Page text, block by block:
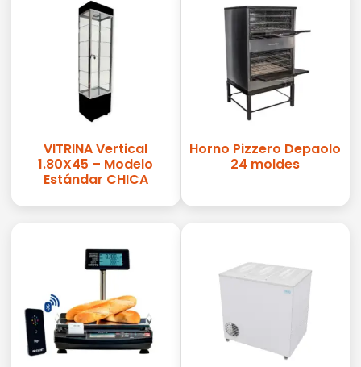
VITRINA Vertical
1.80X45 – Modelo
Estándar CHICA
Horno Pizzero Depaolo
24 moldes